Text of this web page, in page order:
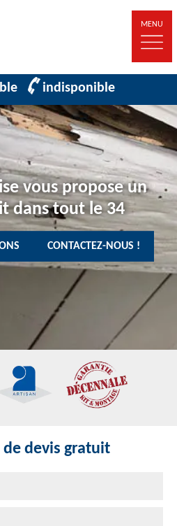
MENU
indisponible
vous propose un
dans tout le 34
CONTACTEZ-NOUS !
de devis gratuit